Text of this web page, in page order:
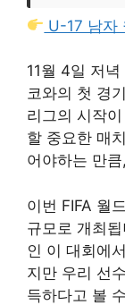
U-17 남자
11월 4일 저
코와의 첫 경
리그의 시작
할 중요한 매
어야하는 만
이번 FIFA 월
규모로 개최
인 이 대회에
지만 우리 선
득하다고 볼